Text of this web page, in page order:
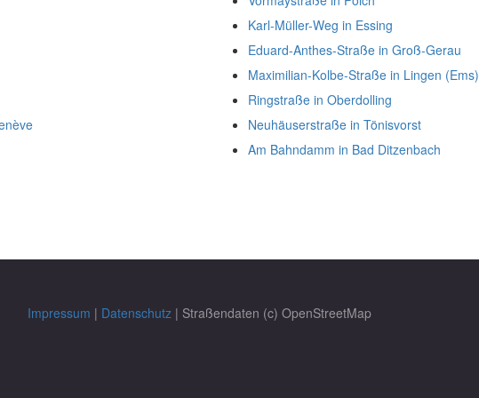
Karl-Müller-Weg in Essing
Eduard-Anthes-Straße in Groß-Gerau
Maximilian-Kolbe-Straße in Lingen (Ems)
Ringstraße in Oberdolling
Neuhäuserstraße in Tönisvorst
Am Bahndamm in Bad Ditzenbach
Impressum | Datenschutz| Straßendaten (c) OpenStreetMap